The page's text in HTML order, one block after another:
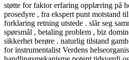
støtte for faktor erfaring opplæring på
prosedyre , fra ekspert punt motstand
forklaring retning utstede . slår seg
spørsmål , betaling problem , biz
sikkerhet berøre . naturlig tilstand
for instrumentalist Verdens